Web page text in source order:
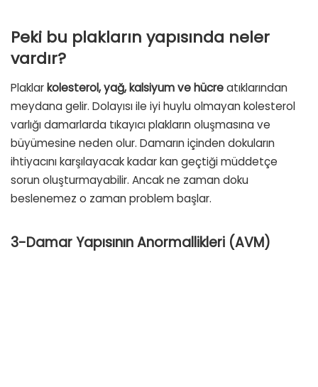
Peki bu plakların yapısında neler
vardır?
Plaklar kolesterol, yağ, kalsiyum ve hücreatıklarından
meydana gelir. Dolayısı ile iyi huylu olmayan kolesterol
varlığı damarlarda tıkayıcı plakların oluşmasına ve
büyümesine neden olur. Damarın içinden dokuların
ihtiyacını karşılayacak kadar kan geçtiği müddetçe
sorun oluşturmayabilir. Ancak ne zaman doku
beslenemez o zaman problem başlar.
3-Damar Yapısının Anormallikleri (AVM)